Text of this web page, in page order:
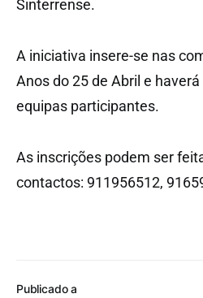
Publicado a
Sinterrense.
A iniciativa insere-se nas
Anos do 25 de Abril e
equipas participantes.
As inscrições podem ser
contactos: 911956512,